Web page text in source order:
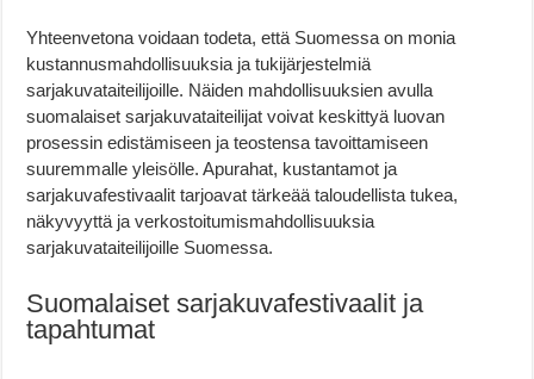
Yhteenvetona voidaan todeta, että Suomessa on monia
kustannusmahdollisuuksia ja tukijärjestelmiä
sarjakuvataiteilijoille. Näiden mahdollisuuksien avulla
suomalaiset sarjakuvataiteilijat voivat keskittyä luovan
prosessin edistämiseen ja teostensa tavoittamiseen
suuremmalle yleisölle. Apurahat, kustantamot ja
sarjakuvafestivaalit tarjoavat tärkeää taloudellista tukea,
näkyvyyttä ja verkostoitumismahdollisuuksia
sarjakuvataiteilijoille Suomessa.
Suomalaiset sarjakuvafestivaalit ja
tapahtumat